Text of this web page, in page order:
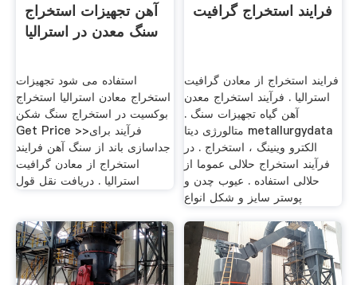
آهن تجهیزات استخراج
سنگ معدن در استرالیا
استفاده می شود تجهیزات
استخراج معادن استرالیا استخراج
بوکسیت در استخراج سنگ شکن
Get Price >>فرآیند برای
جداسازی باند از سنگ آهن فرایند
استخراج از معادن گرافیت
استرالیا . دریافت نقل قول
فرایند استخراج گرافیت
فرایند استخراج از معادن گرافیت
استرالیا . فرآیند استخراج معدن
آهن گیاه تجهیزات سنگ .
متالورژی دیتا metallurgydata
الکترو وینینگ ، استخراج . در
فرآیند استخراج حلالی عموما از
حلالی استفاده . عیوب چدن و
پوستر سایز و شکل انواع